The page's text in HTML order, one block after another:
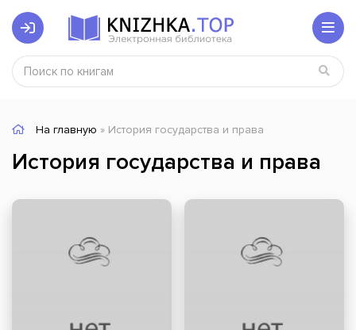
На главную » История государства и права
История государства и права